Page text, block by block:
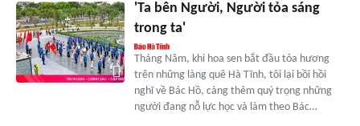
'Ta bên Người, Người tỏa sáng
trong ta'
Tháng Năm, khi hoa sen bắt đầu tỏa hương
trên những làng quê Hà Tĩnh, tôi lại bồi hồi
nghĩ về Bác Hồ, càng thêm quý trọng những
người đang nỗ lực học và làm theo Bác…